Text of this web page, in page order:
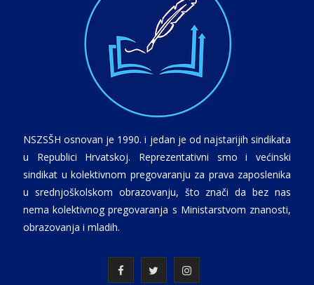
NSZSŠH osnovan je 1990. i jedan je od najstarijih sindikata
u Republici Hrvatskoj. Reprezentativni smo i većinski
sindikat u kolektivnom pregovaranju za prava zaposlenika
u srednjoškolskom obrazovanju, što znači da bez nas
nema kolektivnog pregovaranja s Ministarstvom znanosti,
obrazovanja i mladih.
F
I